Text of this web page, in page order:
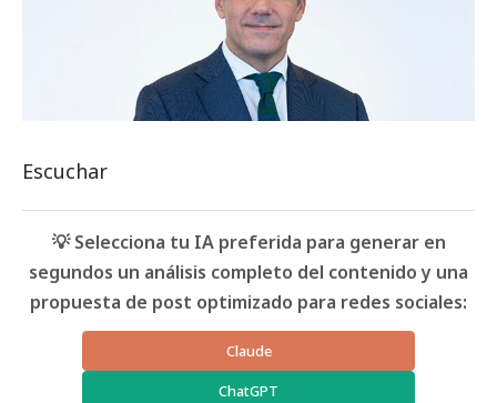
Escuchar
💡 Selecciona tu IA preferida para generar en
segundos un análisis completo del contenido y una
propuesta de post optimizado para redes sociales:
Claude
ChatGPT